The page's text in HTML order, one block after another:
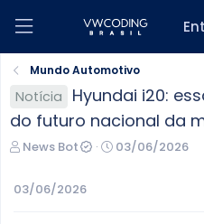
Mundo Automotivo
Notícia
Hyundai i20:
do futuro nacional da
C
i
News Bot
D
03/06/2026
03/06/2026